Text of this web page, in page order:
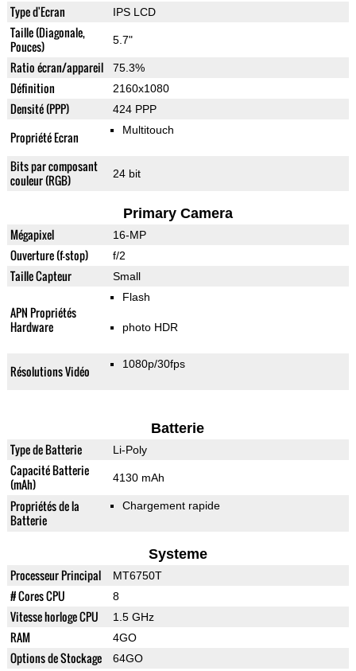
Type d'Ecran IPS LCD
Taille (Diagonale,
Pouces)
5.7"
Ratio écran/appareil 75.3%
Définition 2160x1080
Densité (PPP) 424 PPP
Propriété Ecran Multitouch
Bits par composant
couleur (RGB)
24 bit
Primary Camera
Mégapixel 16-MP
Ouverture (f-stop) f/2
Taille Capteur Small
APN Propriétés
Hardware
Flash
photo HDR
Résolutions Vidéo 1080p/30fps
Batterie
Type de Batterie Li-Poly
Capacité Batterie
(mAh)
4130 mAh
Propriétés de la
Batterie
Chargement rapide
Systeme
Processeur Principal MT6750T
# Cores CPU 8
Vitesse horloge CPU 1.5 GHz
RAM 4GO
Options de Stockage 64GO